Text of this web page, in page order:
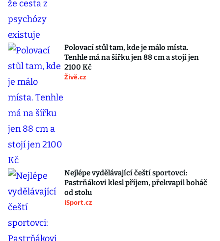
Polovací stůl tam, kde je málo místa.
Tenhle má na šířku jen 88 cm a stojí jen
2100 Kč
Živě.cz
Nejlépe vydělávající čeští sportovci:
Pastrňákovi klesl příjem, překvapil boháč
od stolu
iSport.cz